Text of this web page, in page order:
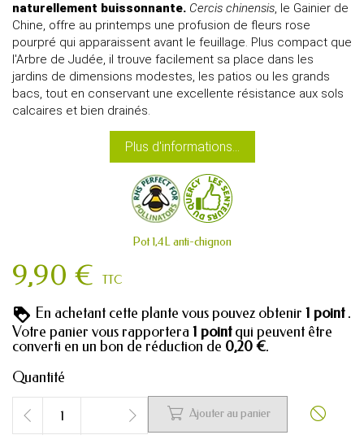
naturellement buissonnante. Cercis chinensis, le Gainier de
Chine, offre au printemps une profusion de fleurs rose
pourpré qui apparaissent avant le feuillage. Plus compact que
l'Arbre de Judée, il trouve facilement sa place dans les
jardins de dimensions modestes, les patios ou les grands
bacs, tout en conservant une excellente résistance aux sols
calcaires et bien drainés.
Plus d'informations...
Pot 1,4L anti-chignon
9,90 € TTC
En achetant cette plante vous pouvez obtenir 1 point .
Votre panier vous rapportera 1 pointqui peuvent être
converti en un bon de réduction de 0,20 €.
Quantité
 Ajouter au panier 